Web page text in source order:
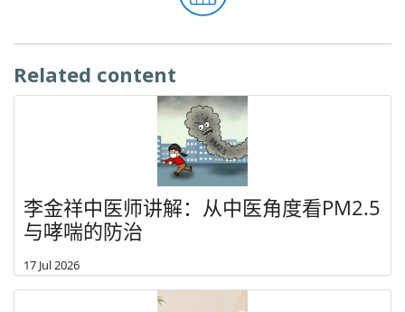
Related content
李金祥中医师讲解：从中医角度看PM2.5
与哮喘的防治
17 Jul 2026